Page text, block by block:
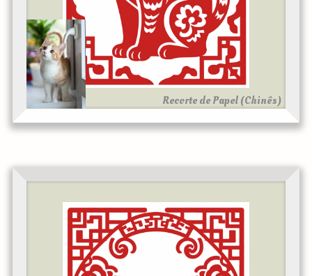
Recorte de Papel (Chinês)